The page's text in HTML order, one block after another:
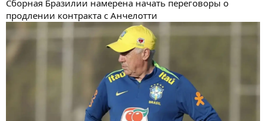
Сборная Бразилии намерена начать переговоры о
продлении контракта с Анчелотти